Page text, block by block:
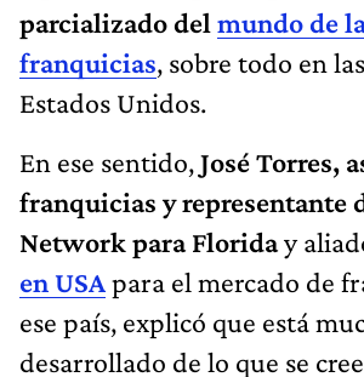
parcializado del mundo de
franquicias, sobre todo en
Estados Unidos.
En ese sentido,José Torres,
franquicias y representante
Network para Floriday
en USApara el mercado de
ese país, explicó que está
desarrollado de lo que se